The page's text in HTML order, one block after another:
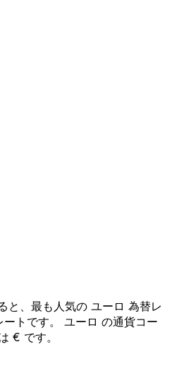
と、最も人気の ユーロ 為替レ
トです。 ユーロ の通貨コー
€ です。